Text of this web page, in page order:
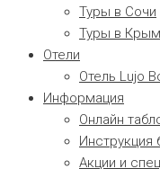
Туры в Сочи
Туры в Крым
Отели
Отель Lujo
Информация
Онлайн
Инструкция
Акции и